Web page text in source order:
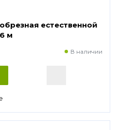
естественной
м
В наличии